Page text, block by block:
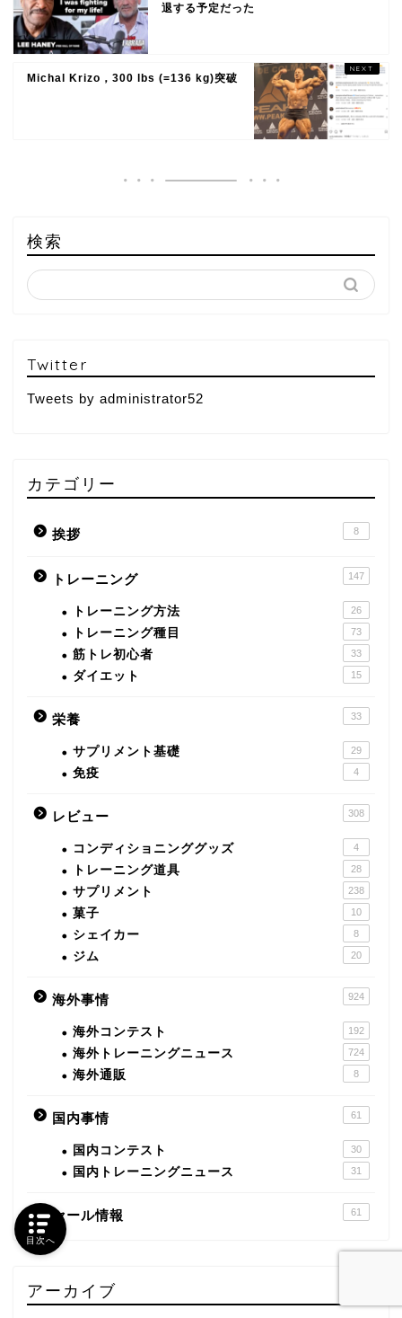
退する予定だった
Michal Krizo，300 lbs (=136 kg)突破
検索
Twitter
Tweets by administrator52
カテゴリー
挨拶 8
トレーニング 147
トレーニング方法 26
トレーニング種目 73
筋トレ初心者 33
ダイエット 15
栄養 33
サプリメント基礎 29
免疫 4
レビュー 308
コンディショニンググッズ 4
トレーニング道具 28
サプリメント 238
菓子 10
シェイカー 8
ジム 20
海外事情 924
海外コンテスト 192
海外トレーニングニュース 724
海外通販 8
国内事情 61
国内コンテスト 30
国内トレーニングニュース 31
セール情報 61
アーカイブ
目次へ